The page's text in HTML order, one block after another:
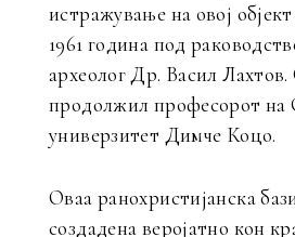
истражување на овој
1961 година под
археолог Др. Васил Лахтов.
продолжил професорот на
универзитет Димче Коцо.
Оваа ранохристијанска
создадена веројатно кон